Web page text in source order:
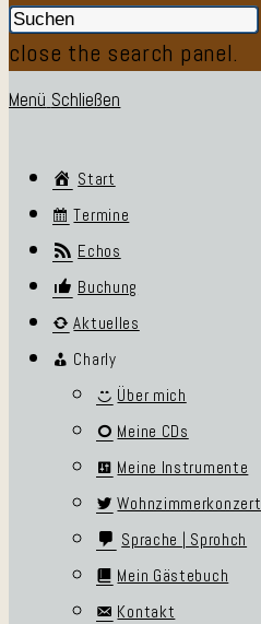
close the search panel.
Menü Schließen
Start
Termine
Echos
Buchung
Aktuelles
Charly
Über mich
Meine CDs
Meine Instrumente
Wohnzimmerkonzert
Sprache | Sprohch
Mein Gästebuch
Kontakt